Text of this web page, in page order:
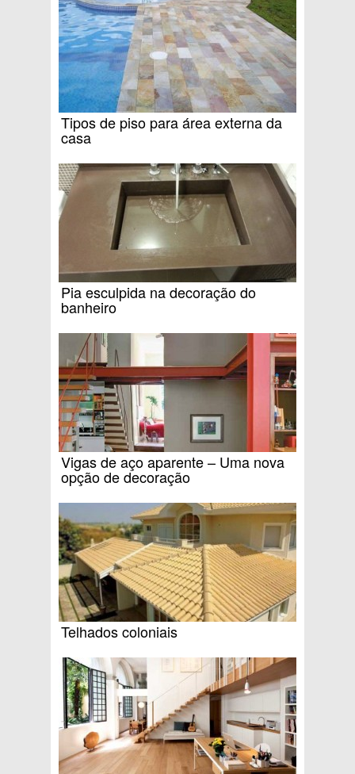
Tipos de piso para área externa da
casa
Pia esculpida na decoração do
banheiro
Vigas de aço aparente – Uma nova
opção de decoração
Telhados coloniais